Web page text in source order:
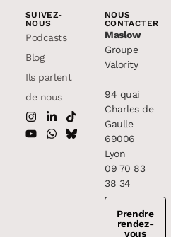
SUIVEZ-
NOUS
Podcasts
Blog
Ils parlent
de nous
NOUS
CONTACTER
Maslow
Groupe
Valority
94 quai
Charles de
Gaulle
69006
Lyon
09 70 83
38 34
Prendre
rendez-
vous